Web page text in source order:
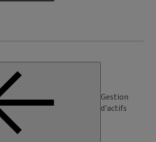
Gestion
d'actifs